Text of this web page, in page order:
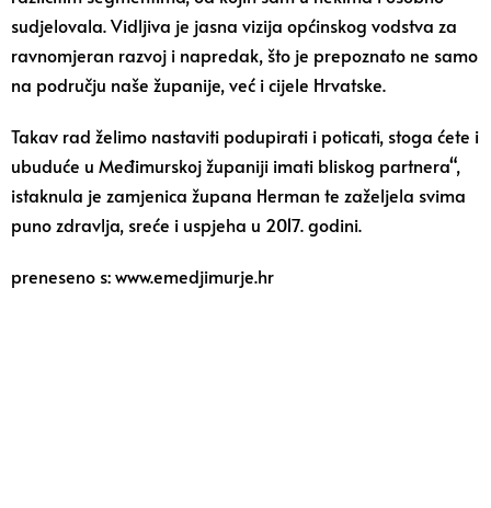
sudjelovala. Vidljiva je jasna vizija općinskog vodstva za
ravnomjeran razvoj i napredak, što je prepoznato ne samo
na području naše županije, već i cijele Hrvatske.
Takav rad želimo nastaviti podupirati i poticati, stoga ćete i
ubuduće u Međimurskoj županiji imati bliskog partnera“,
istaknula je zamjenica župana Herman te zaželjela svima
puno zdravlja, sreće i uspjeha u 2017. godini.
preneseno s: www.emedjimurje.hr